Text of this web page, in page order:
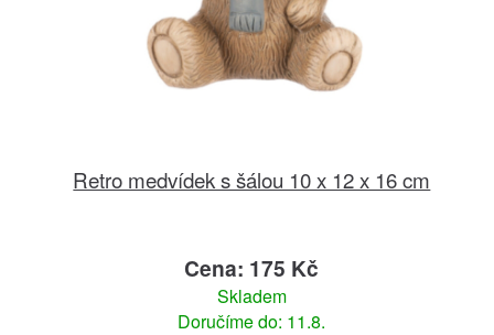
Retro medvídek s šálou 10 x 12 x 16 cm
Cena: 175 Kč
Skladem
Doručíme do: 11.8.